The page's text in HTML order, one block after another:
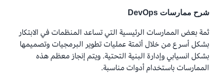
شرح ممارسات DevOps
ثمة بعض الممارسات الرئيسية التي تساعد المنظمات في الابتكار
بشكل أسرع من خلال أتمتة عمليات تطوير البرمجيات وتصميمها
بشكل انسيابي وإدارة البنية التحتية. ويتم إنجاز معظم هذه
الممارسات باستخدام أدوات مناسبة.